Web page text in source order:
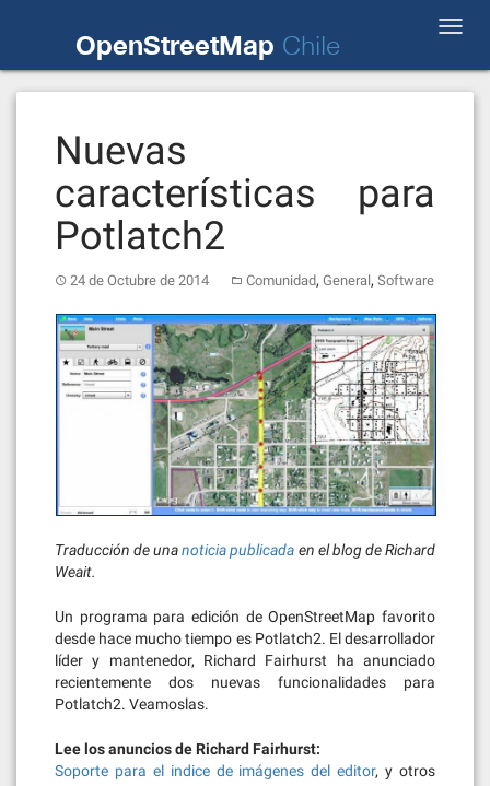
OpenStreetMap Chile
Nuevas
características para
Potlatch2
24 de Octubre de 2014 Comunidad, General, Software
Traducción de unanoticia publicada en el blog de Richard
Weait.
Un programa para edición de OpenStreetMap favorito
desde hace mucho tiempo es Potlatch2. El desarrollador
líder y mantenedor, Richard Fairhurst ha anunciado
recientemente dos nuevas funcionalidades para
Potlatch2. Veamoslas.
Lee los anuncios de Richard Fairhurst:
Soporte para el indice de imágenes del editor, y otros